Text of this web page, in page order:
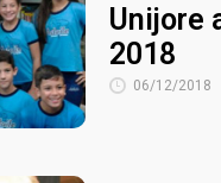
Unijore
2018
06/12/2018